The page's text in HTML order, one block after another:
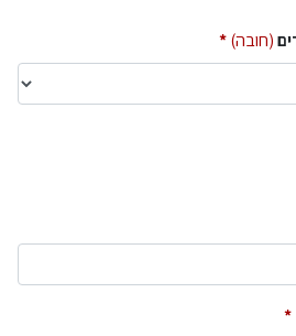
(חובה)